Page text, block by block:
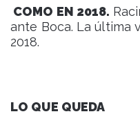
COMO EN 2018.
ante Boca. La última
2018.
LO QUE QUEDA